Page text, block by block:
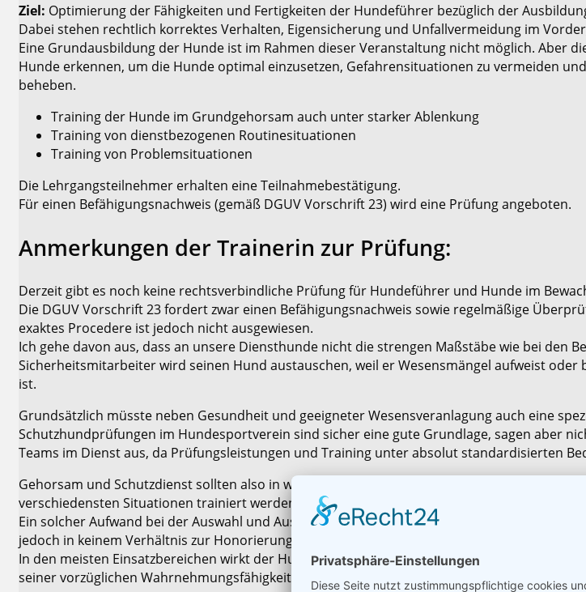
Ziel: Optimierung der Fähigkeiten und Fertigkeiten der Hundeführer bezüglich der
Dabei stehen rechtlich korrektes Verhalten, Eigensicherung und Unfallvermeidung im
Eine Grundausbildung der Hunde ist im Rahmen dieser Veranstaltung nicht möglich. Aber
Hunde erkennen, um die Hunde optimal einzusetzen, Gefahrensituationen zu vermeiden
beheben.
Training der Hunde im Grundgehorsam auch unter starker Ablenkung
Training von dienstbezogenen Routinesituationen
Training von Problemsituationen
Die Lehrgangsteilnehmer erhalten eine Teilnahmebestätigung.
Für einen Befähigungsnachweis (gemäß DGUV Vorschrift 23) wird eine Prüfung angeboten.
Anmerkungen der Trainerin zur Prüfung:
Derzeit gibt es noch keine rechtsverbindliche Prüfung für Hundeführer und Hunde im
Die DGUV Vorschrift 23 fordert zwar einen Befähigungsnachweis sowie regelmäßige
exaktes Procedere ist jedoch nicht ausgewiesen.
Ich gehe davon aus, dass an unsere Diensthunde nicht die strengen Maßstäbe wie bei den
Sicherheitsmitarbeiter wird seinen Hund austauschen, weil er Wesensmängel aufweist oder
ist.
Grundsätzlich müsste neben Gesundheit und geeigneter Wesensveranlagung auch eine
Schutzhundprüfungen im Hundesportverein sind sicher eine gute Grundlage, sagen aber
Teams im Dienst aus, da Prüfungsleistungen und Training unter absolut standardisierten
Gehorsam und Schutzdienst sollten also in wechselndem Gelände, mit unterschiedlichsten
verschiedensten Situationen trainiert werden.
Ein solcher Aufwand bei der Auswahl und Ausbildung der Diensthunde im
jedoch in keinem Verhältnis zur Honorierung der Hundeführer.
In den meisten Einsatzbereichen wirkt der Hund allein durch seine Präsenz abschreckend
seiner vorzüglichen Wahrnehmungsfähigkeit wichtige Informationen an den Hundeführer.